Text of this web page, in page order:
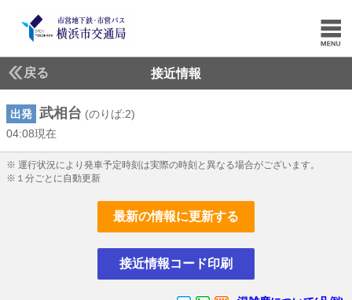
戻る 接近情報
出発 武相台 (のりば:2)
04:08現在
※ 運行状況により発車予定時刻は実際の時刻と異なる場合がございます。
※１分ごとに自動更新
最新の情報に更新する
接近情報コード印刷